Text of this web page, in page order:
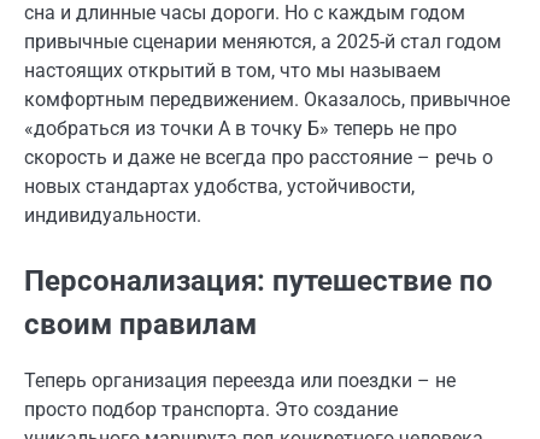
сна и длинные часы дороги. Но с каждым годом
привычные сценарии меняются, а 2025-й стал годом
настоящих открытий в том, что мы называем
комфортным передвижением. Оказалось, привычное
«добраться из точки А в точку Б» теперь не про
скорость и даже не всегда про расстояние – речь о
новых стандартах удобства, устойчивости,
индивидуальности.
Персонализация: путешествие по
своим правилам
Теперь организация переезда или поездки – не
просто подбор транспорта. Это создание